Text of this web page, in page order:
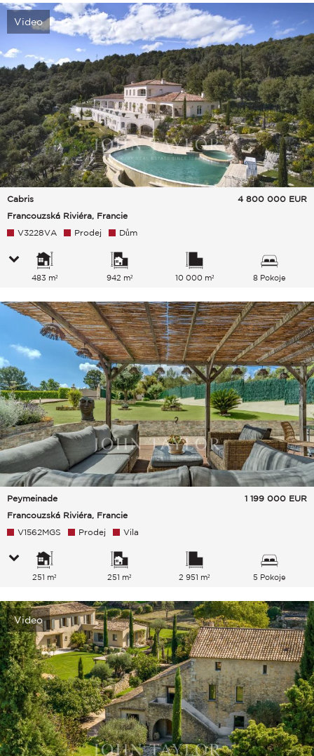
Video
Cabris
Francouzská Riviéra, Francie
4 800 000 EUR
V3228VA Prodej Dům
483 m² 942 m² 10 000 m² 8 Pokoje
Peymeinade
Francouzská Riviéra, Francie
1 199 000 EUR
V1562MGS Prodej Vila
251 m² 251 m² 2 951 m² 5 Pokoje
Video